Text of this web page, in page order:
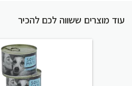
עוד מוצרים ששווה לכם להכיר